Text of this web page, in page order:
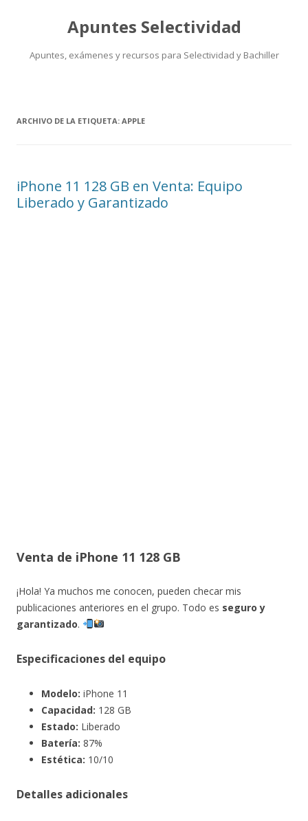
Apuntes Selectividad
Apuntes, exámenes y recursos para Selectividad y Bachiller
ARCHIVO DE LA ETIQUETA: APPLE
iPhone 11 128 GB en Venta: Equipo
Liberado y Garantizado
Venta de iPhone 11 128 GB
¡Hola! Ya muchos me conocen, pueden checar mis
publicaciones anteriores en el grupo. Todo es seguro y
garantizado.
Especificaciones del equipo
Modelo: iPhone 11
Capacidad: 128 GB
Estado: Liberado
Batería: 87%
Estética: 10/10
Detalles adicionales